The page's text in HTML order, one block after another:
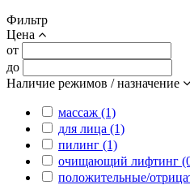
Фильтр
Цена
от
до
Наличие режимов / назначение
массаж (1)
для лица (1)
пилинг (1)
очищающий лифтинг
положительные/